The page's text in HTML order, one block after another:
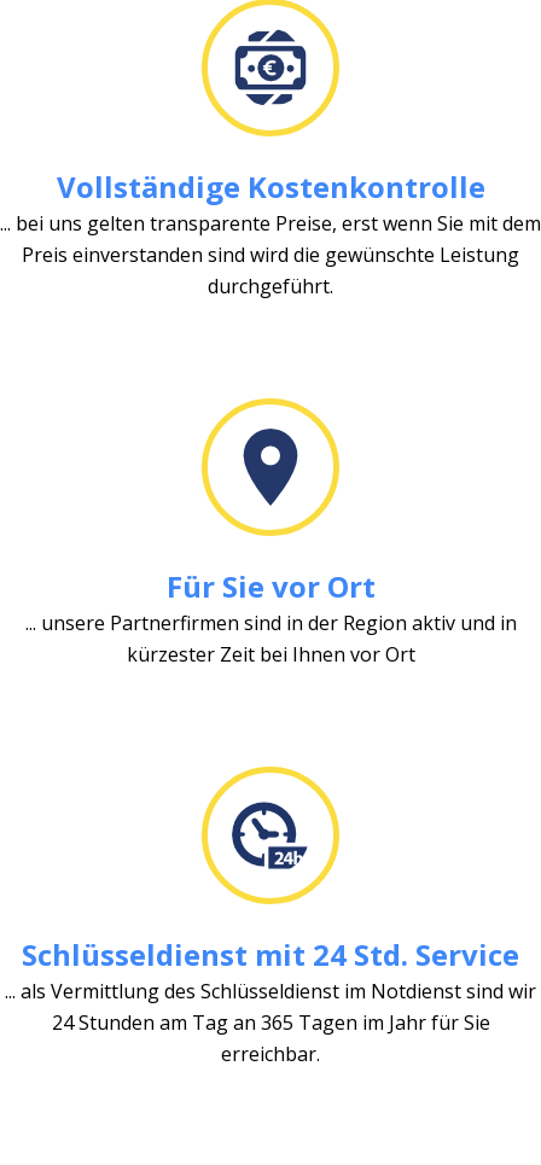
Vollständige Kostenkontrolle
... bei uns gelten transparente Preise, erst wenn Sie mit dem
Preis einverstanden sind wird die gewünschte Leistung
durchgeführt.
Für Sie vor Ort
... unsere Partnerfirmen sind in der Region aktiv und in
kürzester Zeit bei Ihnen vor Ort
Schlüsseldienst mit 24 Std. Service
... als Vermittlung des Schlüsseldienst im Notdienst sind wir
24 Stunden am Tag an 365 Tagen im Jahr für Sie
erreichbar.